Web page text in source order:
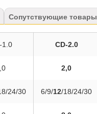
Сопутствующие товары
1.0 CD-2.0
2,0
24/30 6/9/12/18/24/30